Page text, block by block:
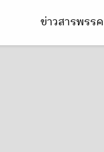
ข่าวสารพรรค